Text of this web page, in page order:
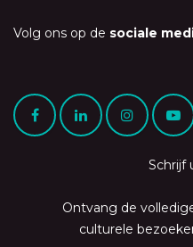
Volg ons op de sociale
Schrijf
Ontvang de
culturele